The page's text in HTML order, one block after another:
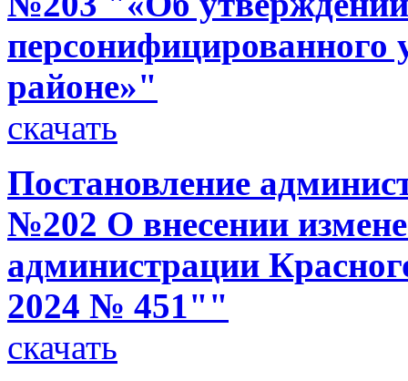
персонифицированного
районе»"
скачать
Постановление
№202 О внесении
администрации
2024 № 451""
скачать